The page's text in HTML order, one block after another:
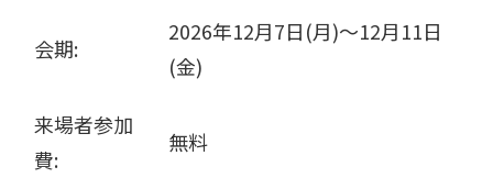
会期:
2026年12月7日(月)～12月11日
(金)
来場者参加
費:
無料